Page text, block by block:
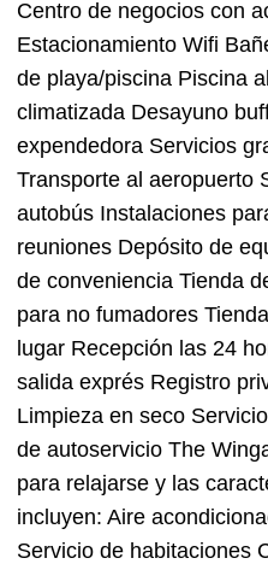
Centro de negocios con
Estacionamiento Wifi
de playa/piscina Piscina
climatizada Desayuno
expendedora Servicios
Transporte al aeropuerto
autobús Instalaciones
reuniones Depósito de
de conveniencia Tienda
para no fumadores
lugar Recepción las 24
salida exprés Registro
Limpieza en seco
de autoservicio The
para relajarse y las
incluyen: Aire
Servicio de habitaciones